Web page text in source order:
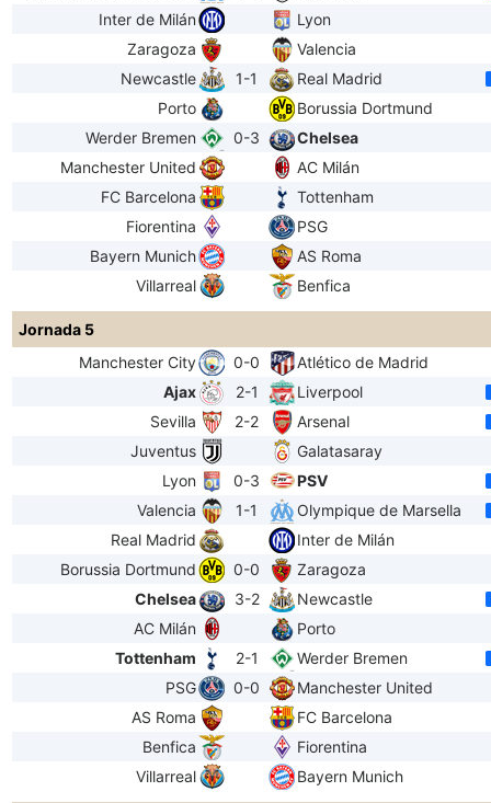
Inter de Milán
Lyon
Zaragoza
Valencia
Newcastle
1-1
Real Madrid
Porto
Borussia Dortmund
Werder Bremen
0-3
Chelsea
Manchester United
AC Milán
FC Barcelona
Tottenham
Fiorentina
PSG
Bayern Munich
AS Roma
Villarreal
Benfica
Jornada 5
Manchester City
0-0
Atlético de Madrid
Ajax
2-1
Liverpool
Sevilla
2-2
Arsenal
Juventus
Galatasaray
Lyon
0-3
PSV
Valencia
1-1
Olympique de Marsella
Real Madrid
Inter de Milán
Borussia Dortmund
0-0
Zaragoza
Chelsea
3-2
Newcastle
AC Milán
Porto
Tottenham
2-1
Werder Bremen
PSG
0-0
Manchester United
AS Roma
FC Barcelona
Benfica
Fiorentina
Villarreal
Bayern Munich